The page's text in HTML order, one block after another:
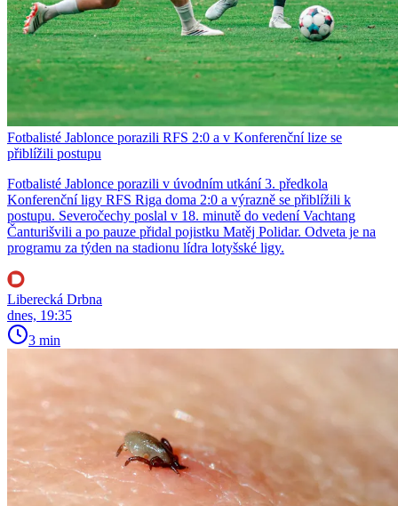
Fotbalisté Jablonce porazili RFS 2:0 a v Konferenční lize se
přiblížili postupu
Fotbalisté Jablonce porazili v úvodním utkání 3. předkola
Konferenční ligy RFS Riga doma 2:0 a výrazně se přiblížili k
postupu. Severočechy poslal v 18. minutě do vedení Vachtang
Čanturišvili a po pauze přidal pojistku Matěj Polidar. Odveta je na
programu za týden na stadionu lídra lotyšské ligy.
Liberecká Drbna
dnes, 19:35
3 min